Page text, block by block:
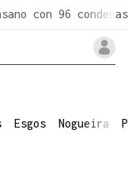
con 96 condenas
Esgos Nogueira